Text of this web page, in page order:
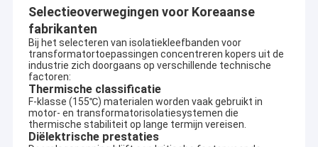
Fabrieksreis
Kwaliteitscontrole
Contacteer ons
Zelfklevende Isolatieband
Selectieoverwegingen voor Koreaanse
fabrikanten
Bij het selecteren van isolatiekleefbanden voor
transformatortoepassingen concentreren kopers uit de
industrie zich doorgaans op verschillende technische
factoren:
Thermische classificatie
F-klasse (155℃) materialen worden vaak gebruikt in
motor- en transformatorisolatiesystemen die
thermische stabiliteit op lange termijn vereisen.
Diëlektrische prestaties
geworteld in de prachtige havenstad Dalian.
Dit is niet alleen ons thuis, maar ook het knooppunt dat ons
verbindt met de wereldhandel.
Ons professionele team en wereldwijd netwerk
Onder leiding van een professioneel team geven we onze
klanten prioriteit bij elke stap van de communicatie tot de
uitvoering.Onze betrouwbare en responsieve service heeft een
sterke brug van vertrouwen opgebouwd tussen internationale
kopers en kwaliteitsvolle binnenlandse leveranciers, het
opbouwen van een stabiel en uitgebreid wereldwijd